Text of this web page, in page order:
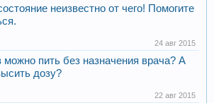
неизвестно от чего! Помогите
24 авг 2015
можно пить без назначения врача? А
дозу?
22 авг 2015